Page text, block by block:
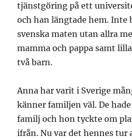
tjänstgöring på ett
och han längtade hem. Inte
svenska maten utan allra
mamma och pappa samt
två barn.
Anna har varit i Sverige
känner familjen väl. De
familj och hon tyckte om
ifrån. Nu var det hennes